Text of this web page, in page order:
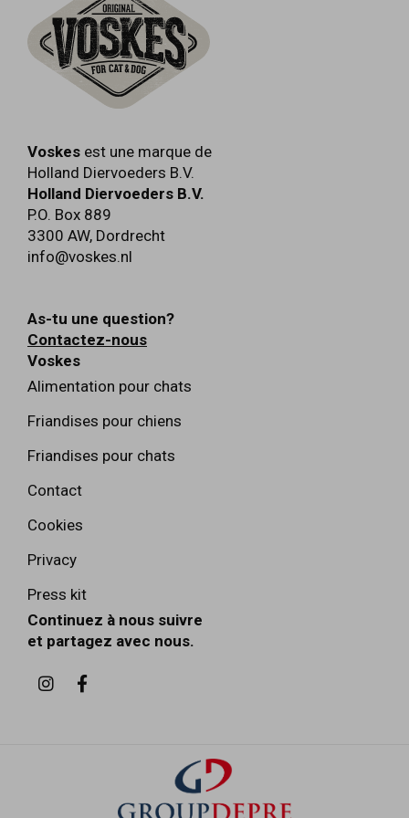
Voskes est une marque de
Holland Diervoeders B.V.
Holland Diervoeders B.V.
P.O. Box 889
3300 AW, Dordrecht
info@voskes.nl
As-tu une question?
Contactez-nous
Voskes
Alimentation pour chats
Friandises pour chiens
Friandises pour chats
Contact
Cookies
Privacy
Press kit
Continuez à nous suivre
et partagez avec nous.